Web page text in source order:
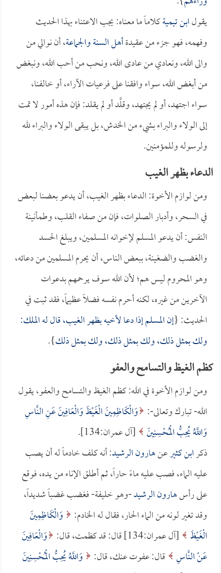
يقولابن تيميةكلاماً ما معناه: يجب الاعتناء بهذا الحديث
وفهمه، فهو جزء من عقيدةأهل السنة والجماعة، أن نوالي من
والى الله، ونعادي من عادى الله، ونحب من أحب الله، ونبغض
من أبغض الله، سواء وافقنا على فرعيات الآراء، أو خالفنا،
سواء اجتهد، أو لم يجتهد، وقلَّد أو لم يقلد: فإن هذه أمور لا تمت
إلى الولاء والبراء بشيء من الخدش، بل يبقى الولاء والبراء لله
ولرسوله وللمؤمنين.
الدعاء بظهر الغيب
ومن لوازم الأخوة: الدعاء بظهر الغيب، أن يدعو بعضنا لبعض
في السحر، وأدبار الصلوات، فإن من صفاء القلب، وطمأنينة
النفس: أن يدعو المسلم لإخوانه المسلمين، ويبلغ الحسد
والغضب والضغينة، ببعض الناس، أن يحرم المسلمين من دعائه،
وهو المحروم ليس هم؛ لأن الله سوف يرحمهم بدعوات
الآخرين من غيره، لكنه أحرم نفسه فضلاً عظيماً، فقد ثبت في
الحديث: {إن المسلم إذا دعا لأخيه بظهر الغيب، قال له الملك:
ولك بمثل ذلك، ولك بمثل ذلك، ولك بمثل ذلك}.
كظم الغيظ والتسامح والعفو
ومن لوازم الأخوة في الله: كظم الغيظ والتسامح والعفو، يقول
الله- تبارك وتعالى-: وَالْكَاظِمِينَ الْغَيْظَ وَالْعَافِينَ عَنِ النَّاسِ
وَاللَّهُ يُحِبُّ الْمُحْسِنِينَ [آل عمران:134].
ذكرابن كثيرعنهارون الرشيد: أنه كلف خادماً له أن يصب
عليه الماء، فصب عليه ماءً حاراً، ثم أطلق الإناء من يده، فوقع
على رأسهارون الرشيد-وهو خليفة- فغضب غضباً شديداً،
وقد تغير لونه من الماء الحار، فقال له الخادم:
وَالْكَاظِمِينَ
الْغَيْظَ
[آل عمران:134] قال: قد كظمت، قال:
وَالْعَافِينَ
عَنْ النَّاسِ قال: عفوت عنك، قال:
وَاللَّهُ يُحِبُّ الْمُحْسِنِينَ